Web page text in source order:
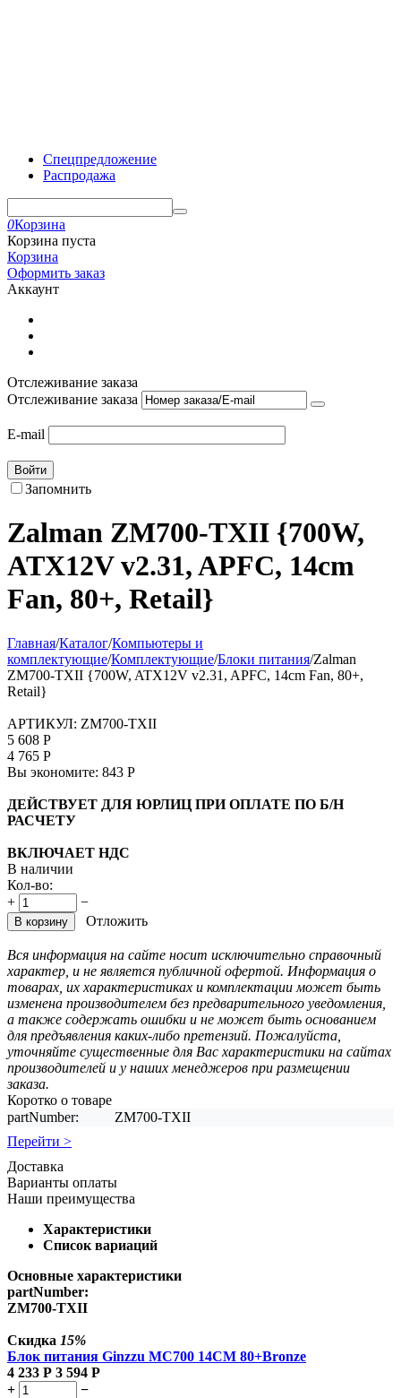
Спецпредложение
Распродажа
0Корзина
Корзина пуста
Корзина
Оформить заказ
Аккаунт
Отслеживание заказа
Отслеживание заказа
E-mail
Войти
Запомнить
Zalman ZM700-TXII {700W,
ATX12V v2.31, APFC, 14cm
Fan, 80+, Retail}
Главная/Каталог/Компьютеры и
комплектующие/Комплектующие/Блоки питания/Zalman
ZM700-TXII {700W, ATX12V v2.31, APFC, 14cm Fan, 80+,
Retail}
АРТИКУЛ: ZM700-TXII
5 608 Р
4 765 Р
Вы экономите: 843 Р
ДЕЙСТВУЕТ ДЛЯ ЮРЛИЦ ПРИ ОПЛАТЕ ПО Б/Н
РАСЧЕТУ
ВКЛЮЧАЕТ НДС
В наличии
Кол-во:
+
−
В корзину Отложить
Вся информация на сайте носит исключительно справочный
характер, и не является публичной офертой. Информация о
товарах, их характеристиках и комплектации может быть
изменена производителем без предварительного уведомления,
а также содержать ошибки и не может быть основанием
для предъявления каких-либо претензий. Пожалуйста,
уточняйте существенные для Вас характеристики на сайтах
производителей и у наших менеджеров при размещении
заказа.
Коротко о товаре
partNumber:
ZM700-TXII
Перейти >
Доставка
Варианты оплаты
Наши преимущества
Характеристики
Список вариаций
Основные характеристики
partNumber:
ZM700-TXII
Скидка 15%
Блок питания Ginzzu MC700 14CM 80+Bronze
4 233 Р 3 594 Р
+
−